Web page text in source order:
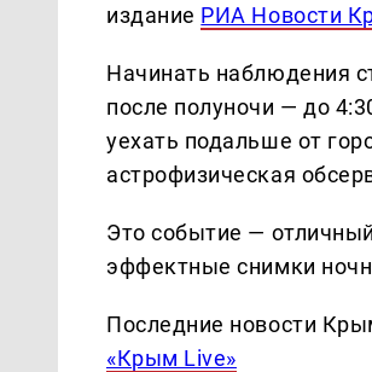
издание РИА Новости
Начинать наблюдения
после полуночи — до
уехать подальше от
астрофизическая
Это событие —
эффектные снимки
Последние новости
«Крым Live»